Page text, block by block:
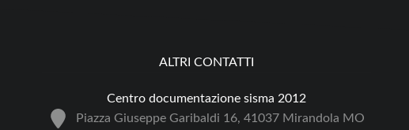
ALTRI CONTATTI
Centro documentazione sisma 2012
Piazza Giuseppe Garibaldi 16, 41037 Mirandola MO